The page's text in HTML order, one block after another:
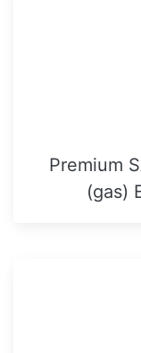
Premium
(gas)